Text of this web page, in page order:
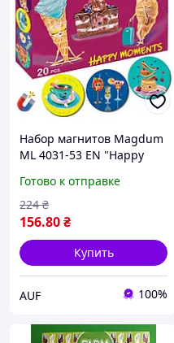
Набор магнитов Magdum
ML 4031-53 EN "Happy
магнитов Magdum ML
4031-53 EN "Happy
moments"
Готово к отправке
156.80₴
224 ₴
Купить
AUF 100%